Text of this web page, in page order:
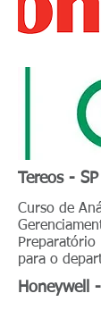
Tereos - SP
Curso de
Preparatório
para o
Honeywell